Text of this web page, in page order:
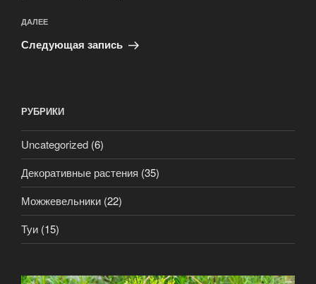
Следующая
запись
ДАЛЕЕ
Следующая запись
РУБРИКИ
Uncategorized (6)
Декоративные растения (35)
Можжевельники (22)
Туи (15)